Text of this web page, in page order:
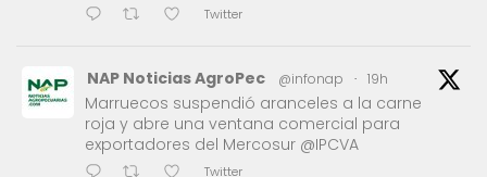
Twitter
NAP Noticias AgroPec @infonap · 19h
Marruecos suspendió aranceles a la carne
roja y abre una ventana comercial para
exportadores del Mercosur @IPCVA
Twitter